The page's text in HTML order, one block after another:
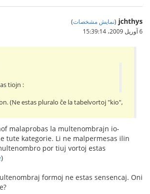
jchthys
(نمایش مشخصات)
6 آوریل 2009،‏ 15:39:14
tiojn :
(Ne estas pluralo ĉe la tabelvortoj "kio",
malaprobas la multenombrajn io-
tute kategorie. Li ne malpermesas ilin
por tiuj vortoj estas
)
formoj ne estas sensencaj. Oni